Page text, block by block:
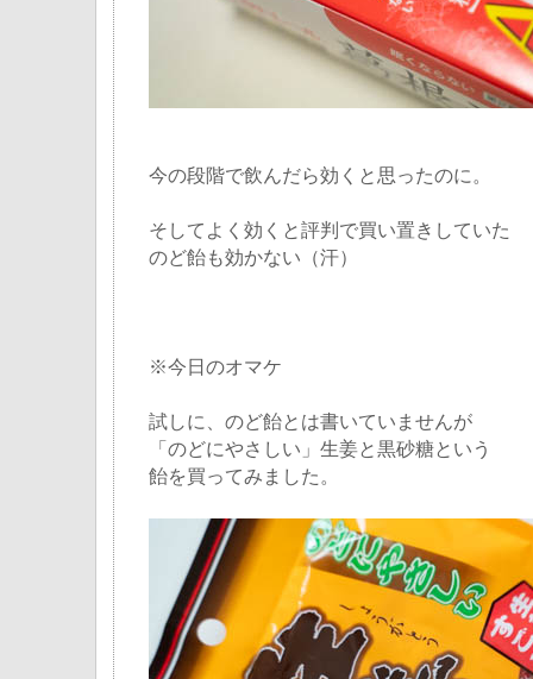
今の段階で飲んだら効くと思ったのに。
そしてよく効くと評判で買い置きしていた
のど飴も効かない（汗）
※今日のオマケ
試しに、のど飴とは書いていませんが
「のどにやさしい」生姜と黒砂糖という
飴を買ってみました。